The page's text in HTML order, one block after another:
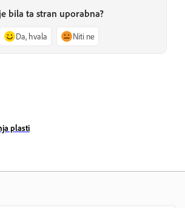
bila ta stran uporabna?
Da, hvala Niti ne
plasti